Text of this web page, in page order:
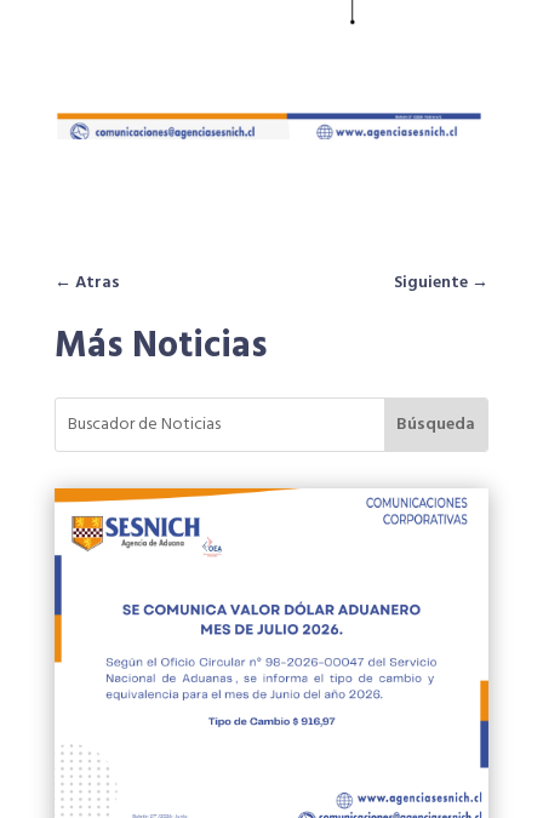
← Atras Siguiente →
Más Noticias